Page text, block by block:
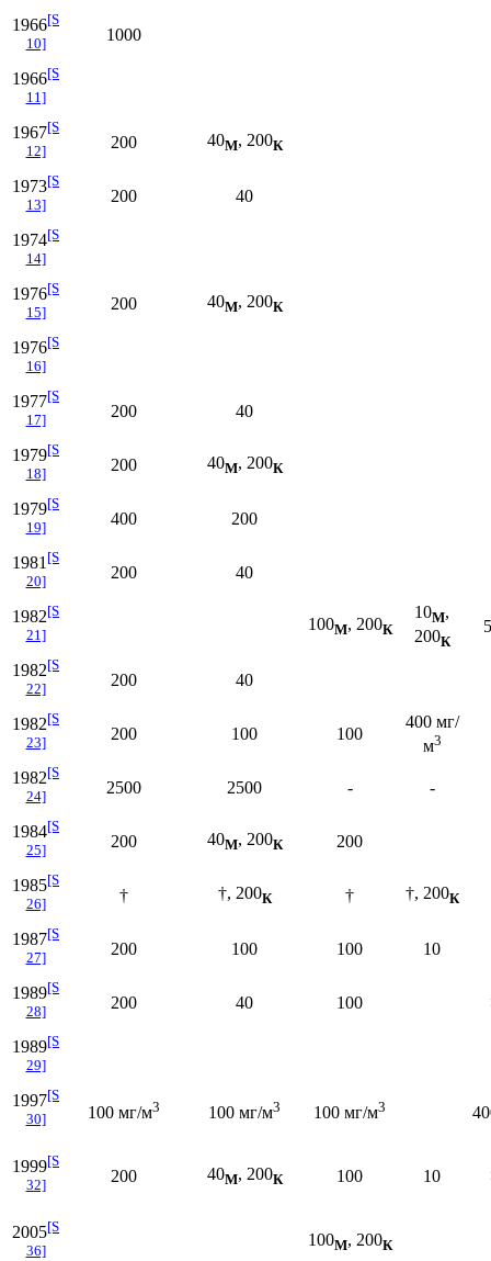
1966[S
10]
1000
1966[S
11]
1967[S
12]
200 40М, 200К
1973[S
13]
200 40
1974[S
14]
1976[S
15]
200 40М, 200К
1976[S
16]
1977[S
17]
200 40
1979[S
18]
200 40М, 200К
1979[S
19]
400 200
1981 [S
20]
200 40
1982[S
21]
100М, 200К
10М,
200К
1982[S
22]
200 40
1982[S
23]
200 100 100
400 мг/
м3
1982[S
24]
2500 2500 - -
1984[S
25]
200 40М, 200К 200
1985[S
26]
† †, 200К † †, 200К
1987[S
27]
200 100 100 10
1989[S
28]
200 40 100
1989[S
29]
1997[S
30]
100 мг/м3 100 мг/м3 100 мг/м3
1999[S
32]
200 40М, 200К 100 10
2005[S
36]
100М, 200К